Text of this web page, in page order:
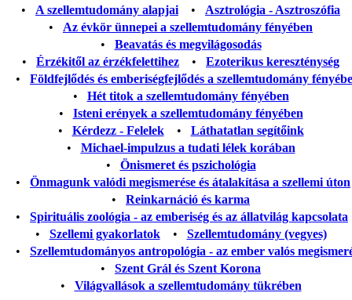
• A szellemtudomány alapjai • Asztrológia - Asztroszófia
• Az évkör ünnepei a szellemtudomány fényében
• Beavatás és megvilágosodás
• Érzékitől az érzékfelettihez • Ezoterikus kereszténység
• Földfejlődés és emberiségfejlődés a szellemtudomány
• Hét titok a szellemtudomány fényében
• Isteni erények a szellemtudomány fényében
• Kérdezz - Felelek• Láthatatlan segítőink
• Michael-impulzus a tudati lélek korában
• Önismeret és pszichológia
• Önmagunk valódi megismerése és átalakítása a szellemi úton
• Reinkarnáció és karma
• Spirituális zoológia - az emberiség és az állatvilág kapcsolata
• Szellemi gyakorlatok• Szellemtudomány (vegyes)
• Szellemtudományos antropológia - az ember valós
• Szent Grál és Szent Korona
• Világvallások a szellemtudomány tükrében